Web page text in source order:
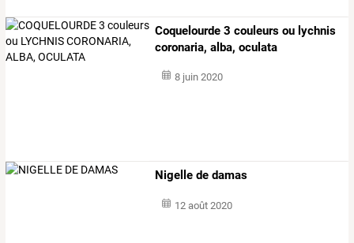
Coquelourde 3 couleurs ou lychnis
coronaria, alba, oculata
8 juin 2020
Nigelle de damas
12 août 2020